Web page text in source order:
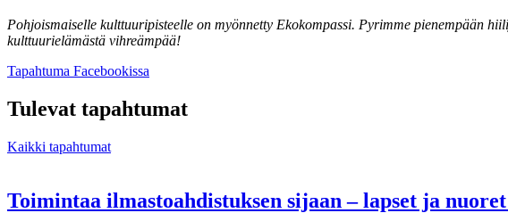
Pohjoismaiselle kulttuuripisteelle on myönnetty Ekokompassi. Pyrimme pienempään
kulttuurielämästä vihreämpää!
Tapahtuma Facebookissa
välilehteen
Tulevat tapahtumat
Kaikki tapahtumat
Toimintaa ilmastoahdistuksen sijaan – lapset ja